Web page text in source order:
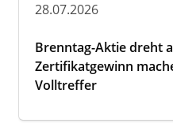
28.07.2026
Brenntag-Aktie dreht
Zertifikatgewinn
Volltreffer